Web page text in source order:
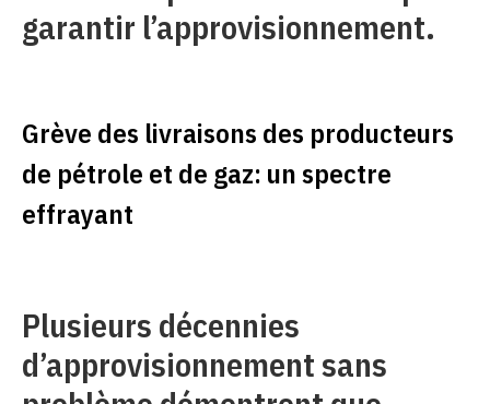
garantir l’approvisionnement.
Grève des livraisons des producteurs
de pétrole et de gaz: un spectre
effrayant
Plusieurs décennies
d’approvisionnement sans